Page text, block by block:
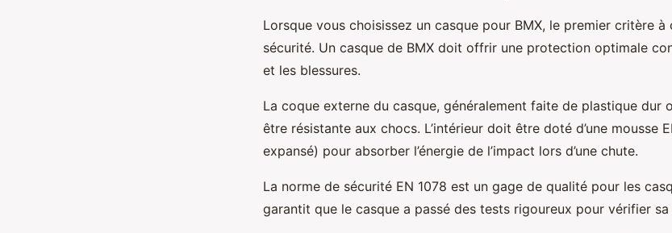
Lorsque vous choisissez un casque pour BMX, le premier critère à
sécurité. Un casque de BMX doit offrir une protection optimale
et les blessures.
La coque externe du casque, généralement faite de plastique dur
être résistante aux chocs. L’intérieur doit être doté d’une mousse
expansé) pour absorber l’énergie de l’impact lors d’une chute.
La norme de sécurité EN 1078 est un gage de qualité pour les
garantit que le casque a passé des tests rigoureux pour vérifier